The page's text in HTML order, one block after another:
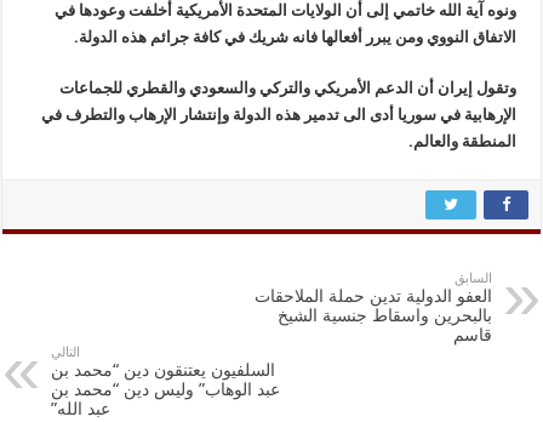
ونوه آية الله خاتمي إلى أن الولايات المتحدة الأمريكية أخلفت وعودها في
الاتفاق النووي ومن يبرر أفعالها فانه شريك في كافة جرائم هذه الدولة.
وتقول إيران أن الدعم الأمريكي والتركي والسعودي والقطري للجماعات
الإرهابية في سوريا أدى الى تدمير هذه الدولة وإنتشار الإرهاب والتطرف في
المنطقة والعالم.
السابق
العفو الدولية تدين حملة الملاحقات
بالبحرين واسقاط جنسية الشيخ
قاسم
التالي
السلفيون يعتنقون دين “محمد بن
عبد الوهاب” وليس دين “محمد بن
عبد الله”